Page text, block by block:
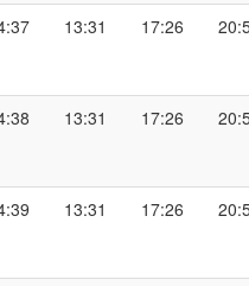
13:31 17:26
13:31 17:26
13:31 17:26